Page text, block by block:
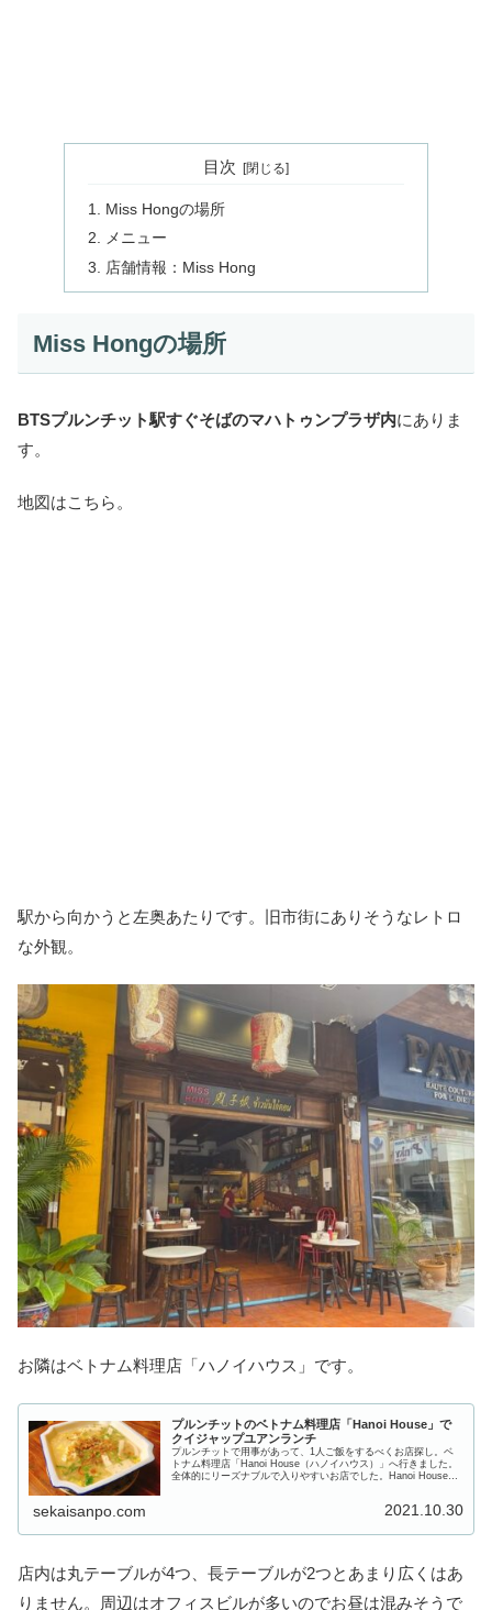
目次
Miss Hongの場所
メニュー
店舗情報：Miss Hong
Miss Hongの場所
BTSプルンチット駅すぐそばのマハトゥンプラザ内にありま
す。
地図はこちら。
駅から向かうと左奥あたりです。旧市街にありそうなレトロ
な外観。
お隣はベトナム料理店「ハノイハウス」です。
プルンチットのベトナム料理店「Hanoi House」で
クイジャップユアンランチ
プルンチットで用事があって、1人ご飯をするべくお店探し。ベ
トナム料理店「Hanoi House（ハノイハウス）」へ行きました。
全体的にリーズナブルで入りやすいお店でした。Hanoi Houseの
sekaisanpo.com 2021.10.30
店内は丸テーブルが4つ、長テーブルが2つとあまり広くはあ
りません。周辺はオフィスビルが多いのでお昼は混みそうで